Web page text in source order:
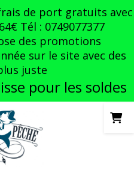
de port gratuits avec
Tél : 0749077377
des promotions
sur le site avec des
juste
pour les soldes